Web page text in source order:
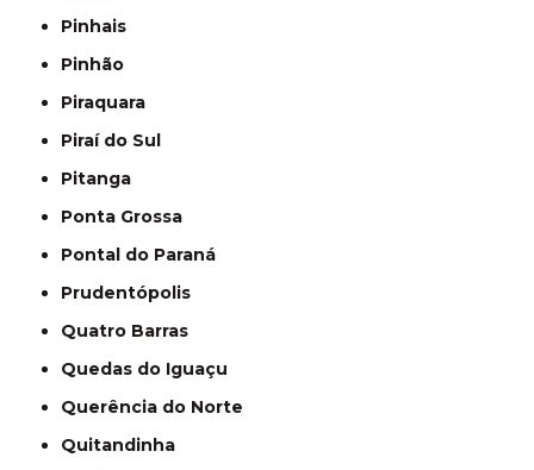
Pinhais
Pinhão
Piraquara
Piraí do Sul
Pitanga
Ponta Grossa
Pontal do Paraná
Prudentópolis
Quatro Barras
Quedas do Iguaçu
Querência do Norte
Quitandinha